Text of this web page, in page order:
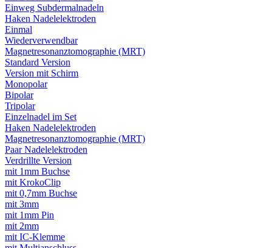
Einweg Subdermalnadeln
Haken Nadelelektroden
Einmal
Wiederverwendbar
Magnetresonanztomographie (MRT)
Standard Version
Version mit Schirm
Monopolar
Bipolar
Tripolar
Einzelnadel im Set
Haken Nadelelektroden
Magnetresonanztomographie (MRT)
Paar Nadelelektroden
Verdrillte Version
mit 1mm Buchse
mit KrokoClip
mit 0,7mm Buchse
mit 3mm
mit 1mm Pin
mit 2mm
mit IC-Klemme